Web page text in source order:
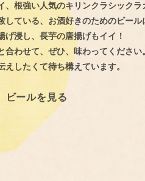
、根強い人気のキリンクラシック
している、お酒好きのためのビー
げ浸し、長芋の唐揚げもイイ！
合わせて、ぜひ、味わってくださ
えしたくて待ち構えています。
ビールを見る